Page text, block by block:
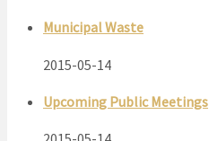
Municipal Waste
2015-05-14
Upcoming Public Meetings